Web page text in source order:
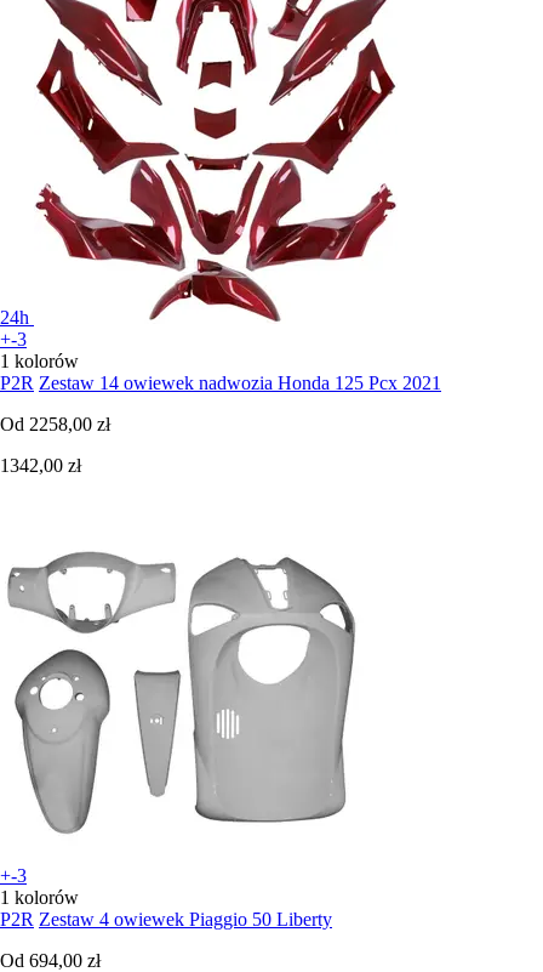
24h
+-3
1 kolorów
P2R Zestaw 14 owiewek nadwozia Honda 125 Pcx 2021
Od 2258,00 zł
1342,00 zł
+-3
1 kolorów
P2R Zestaw 4 owiewek Piaggio 50 Liberty
Od 694,00 zł